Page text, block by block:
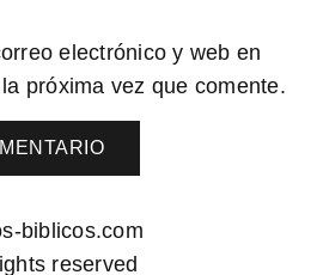
electrónico y web en
próxima vez que comente.
biblicos.com
reserved